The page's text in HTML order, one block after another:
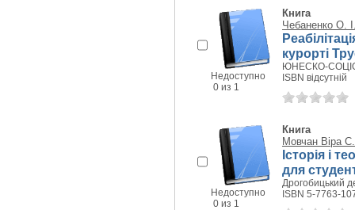
Недоступно
0 из 1
Книга
Чебаненко О.
курорті
ЮНЕСКО-
ISBN відсутній
Недоступно
0 из 1
Книга
Мовчан Віра С.
Історія і
для
Дрогобицький
ISBN 5-7763-